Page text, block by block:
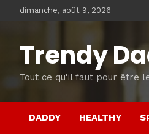
dimanche, août 9, 2026
Trendy
Tout ce qu'il faut pour être
DADDY HEALTHY